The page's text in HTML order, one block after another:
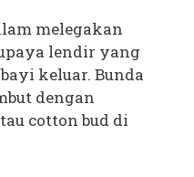
melegakan
lendir yang
keluar. Bunda
dengan
cotton bud di